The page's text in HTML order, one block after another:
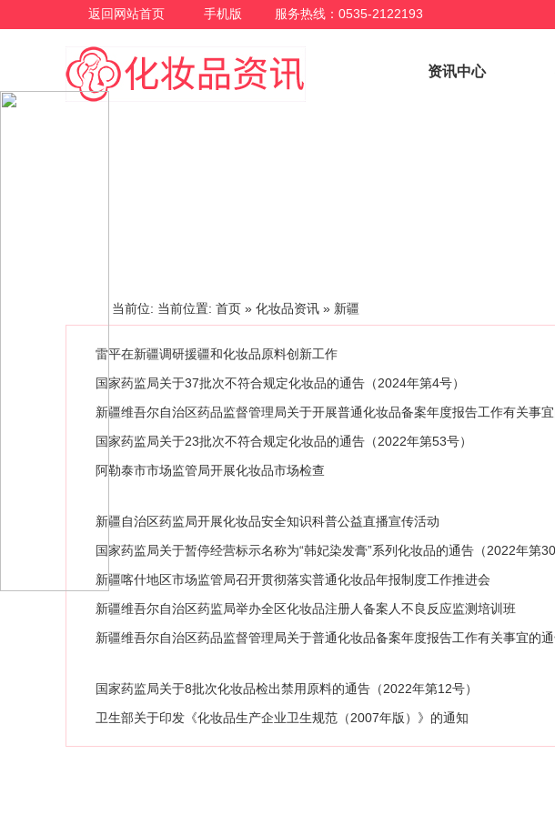
返回网站首页 手机版 服务热线：0535-2122193
资讯中心
当前位: 当前位置: 首页 » 化妆品资讯 » 新疆
雷平在新疆调研援疆和化妆品原料创新工作
国家药监局关于37批次不符合规定化妆品的通告（2024年第4号）
新疆维吾尔自治区药品监督管理局关于开展普通化妆品备案年度报告工作有关事
国家药监局关于23批次不符合规定化妆品的通告（2022年第53号）
阿勒泰市市场监管局开展化妆品市场检查
新疆自治区药监局开展化妆品安全知识科普公益直播宣传活动
国家药监局关于暂停经营标示名称为“韩妃染发膏”系列化妆品的通告（2022年第30
新疆喀什地区市场监管局召开贯彻落实普通化妆品年报制度工作推进会
新疆维吾尔自治区药监局举办全区化妆品注册人备案人不良反应监测培训班
新疆维吾尔自治区药品监督管理局关于普通化妆品备案年度报告工作有关事宜的
国家药监局关于8批次化妆品检出禁用原料的通告（2022年第12号）
卫生部关于印发《化妆品生产企业卫生规范（2007年版）》的通知